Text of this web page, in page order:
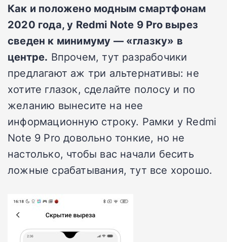
Как и положено модным смартфонам
2020 года, у Redmi Note 9 Pro вырез
сведен к минимуму — «глазку» в
центре. Впрочем, тут разрабочики
предлагают аж три альтернативы: не
хотите глазок, сделайте полосу и по
желанию вынесите на нее
информационную строку. Рамки у Redmi
Note 9 Pro довольно тонкие, но не
настолько, чтобы вас начали бесить
ложные срабатывания, тут все хорошо.